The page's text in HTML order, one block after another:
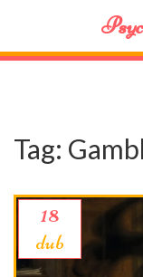
Tag:
18
dub